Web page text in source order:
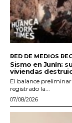
RED DE MEDIOS
Sismo en Junín:
viviendas
El balance
registrado la...
07/08/2026